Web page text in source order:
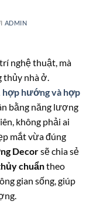
ADMIN
nghệ thuật, mà
nhà ở.
hợp hướng và hợp
bằng năng lượng
không phải ai
mắt vừa đúng
Decorsẽ chia sẻ
chuẩntheo
gian sống, giúp